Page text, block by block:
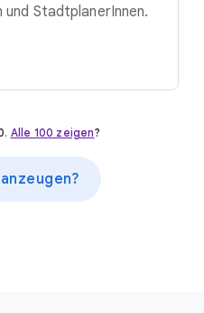
und StadtplanerInnen.
. Alle 100 zeigen?